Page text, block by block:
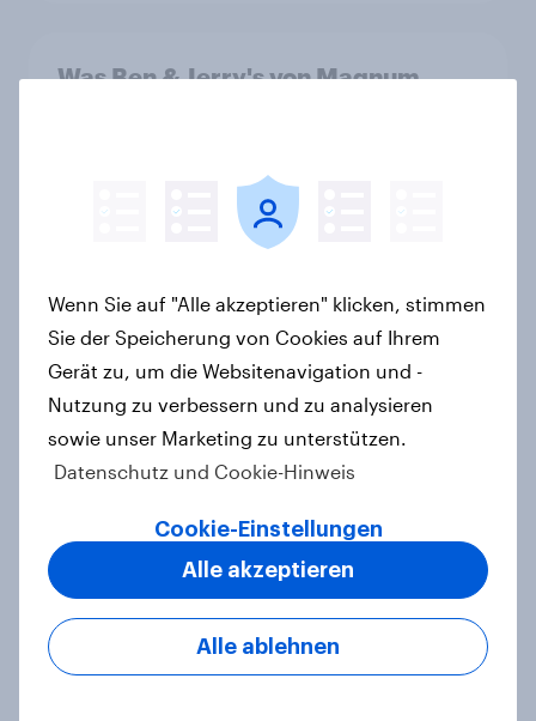
Was Ben & Jerry's von Magnum
Kaufentscheidungen beeinflussen
[DE On-Demand Webinar] Wenn KI
die Suche übernimmt
Artikel
verkäufliches Melatonin dominiert,
doch digitale Produkte bieten
Wachstumspotenzial
Artikel
Wenn Sie auf "Alle akzeptieren" klicken, stimmen
Sie der Speicherung von Cookies auf Ihrem
Gerät zu, um die Websitenavigation und -
Nutzung zu verbessern und zu analysieren
sowie unser Marketing zu unterstützen.
Datenschutz und Cookie-Hinweis
Cookie-Einstellungen
Alle ablehnen
Alle akzeptieren